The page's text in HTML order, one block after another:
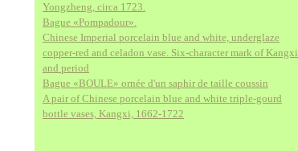
Yongzheng, circa 1723.
Bague «Pompadour».
Chinese Imperial porcelain blue and white, underglaze
copper-red and celadon vase. Six-character mark of Kangxi
and period
Bague «BOULE» ornée d'un saphir de taille coussin
A pair of Chinese porcelain blue and white triple-gourd
bottle vases, Kangxi, 1662-1722